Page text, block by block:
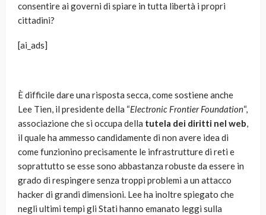
consentire ai governi di spiare in tutta libertà i propri
cittadini?
[ai_ads]
È difficile dare una risposta secca, come sostiene anche
Lee Tien, il presidente della “Electronic Frontier Foundation“,
associazione che si occupa della tutela dei diritti nel web,
il quale ha ammesso candidamente di non avere idea di
come funzionino precisamente le infrastrutture di reti e
soprattutto se esse sono abbastanza robuste da essere in
grado di respingere senza troppi problemi a un attacco
hacker di grandi dimensioni. Lee ha inoltre spiegato che
negli ultimi tempi gli Stati hanno emanato leggi sulla